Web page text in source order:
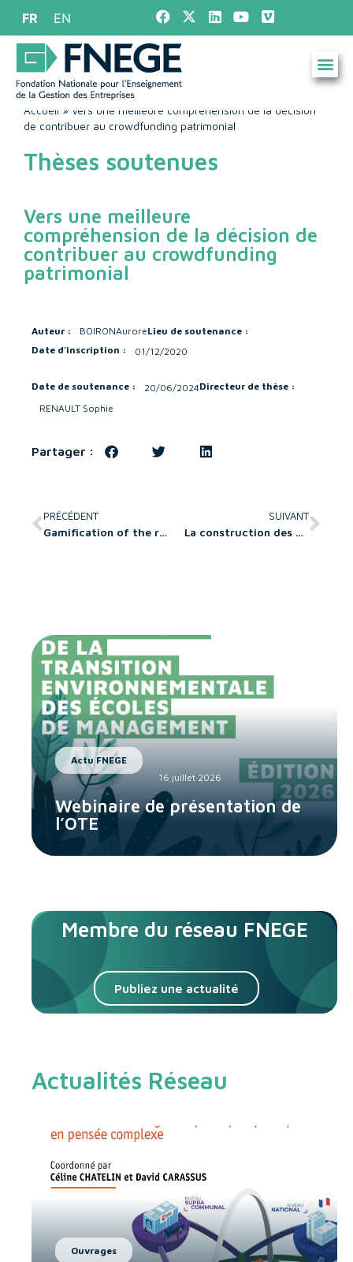
FR EN
Accueil » Vers une meilleure compréhension de la décision
de contribuer au crowdfunding patrimonial
Thèses soutenues
Vers une meilleure
compréhension de la décision de
contribuer au crowdfunding
patrimonial
Auteur : BOIRONAuroreLieu de soutenance :
Date d'inscription :
01/12/2020
Date de soutenance : 20/06/2024Directeur de thèse :
RENAULT Sophie
Partager :
PRÉCÉDENT
Gamification of the retail space with hybrid-reality games: a customer-to-customer and customer-to-retailer interaction perspective
SUIVANT
La construction des demandes de financement des femmes entrepreneures : Une exploration de leur cheminement identitaire par une analyse qualitative de leurs récits de vie
Actu FNEGE
16 juillet 2026
Webinaire de présentation de
l’OTE
Membre du réseau FNEGE
Publiez une actualité
Actualités Réseau
Ouvrages